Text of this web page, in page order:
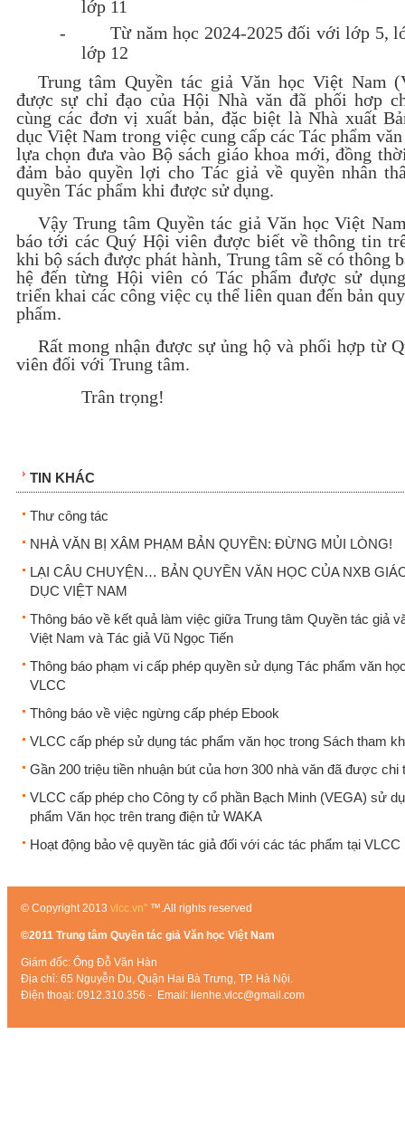
lớp 11
-
Từ năm học 2024-2025 đối với lớp 5,
lớp 12
Trung tâm Quyền tác giả Văn học Việt Nam
được sự chỉ đạo của Hội Nhà văn đã phối hơp
cùng các đơn vị xuất bản, đặc biệt là Nhà xuất
dục Việt Nam trong việc cung cấp các Tác phẩm văn
lựa chọn đưa vào Bộ sách giáo khoa mới, đồng
đảm bảo quyền lợi cho Tác giả về quyền nhân
quyền Tác phẩm khi được sử dụng.
Vậy Trung tâm Quyền tác giả Văn học Việt
báo tới các Quý Hội viên được biết về thông tin
khi bộ sách được phát hành, Trung tâm sẽ có thông
hệ đến từng Hội viên có Tác phẩm được sử
triển khai các công việc cụ thể liên quan đến bản
phẩm.
Rất mong nhận được sự ủng hộ và phối hợp từ
viên đối với Trung tâm.
Trân trọng!
TIN KHÁC
Thư công tác
NHÀ VĂN BỊ XÂM PHẠM BẢN QUYỀN: ĐỪNG MỦI LÒNG!
LẠI CÂU CHUYỆN… BẢN QUYỀN VĂN HỌC CỦA NXB
DỤC VIỆT NAM
Thông báo về kết quả làm việc giữa Trung tâm Quyền tác giả
Việt Nam và Tác giả Vũ Ngọc Tiến
Thông báo phạm vi cấp phép quyền sử dụng Tác phẩm văn
VLCC
Thông báo về việc ngừng cấp phép Ebook
VLCC cấp phép sử dụng tác phẩm văn học trong Sách tham
Gần 200 triệu tiền nhuận bút của hơn 300 nhà văn đã được chi
VLCC cấp phép cho Công ty cổ phần Bạch Minh (VEGA) sử
phẩm Văn học trên trang điện tử WAKA
Hoạt động bảo vệ quyền tác giả đối với các tác phẩm tại VLCC
© Copyright 2013 vlcc.vn"™.All rights reserved
©2011 Trung tâm Quyền tác giả Văn học Việt Nam
Giám đốc: Ông Đỗ Văn Hàn
Địa chỉ: 65 Nguyễn Du, Quận Hai Bà Trưng, TP. Hà Nội.
Điện thoại: 0912.310.356 - Email: lienhe.vlcc@gmail.com